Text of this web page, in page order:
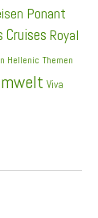
Ponant
Cruises Royal
Hellenic Themen
Viva